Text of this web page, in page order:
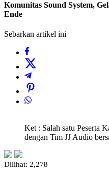
Komunitas Sound System,
Ende
Sebarkan artikel ini
Ket : Salah satu Peserta
dengan Tim JJ Audio
Dilihat: 2,278